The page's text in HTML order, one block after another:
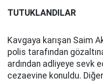
TUTUKLANDILAR
Kavgaya karışan Saim
polis tarafından
ardından adliyeye sevk
cezaevine konuldu. Diğer